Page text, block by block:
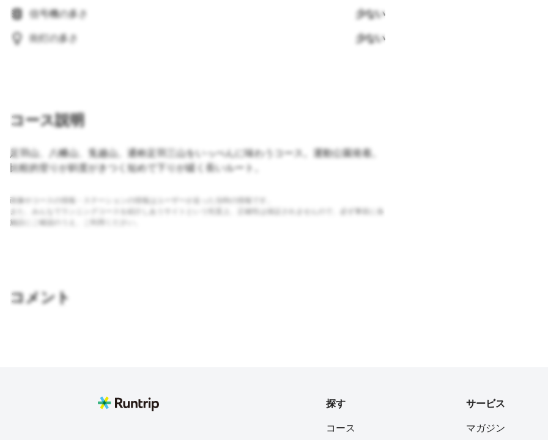
信号機の多さ 少ない
街灯の多さ 少ない
コース説明
足羽山、八幡山、兎越山。通称足羽三山をいっぺんに味わうコース。運動公園発着。
比較的登りが斜度がきつく短めで下りが緩く長いルート。
画像やコースの情報・ステーションの情報はユーザーが走った当時の情報です。
また、みんなでランニングコースを紹介しあうサイトという性質上、正確性は保証されませんので、必ず事前に各
施設にご確認のうえ、ご利用ください。
コメント
探す
コース
サービス
マガジン